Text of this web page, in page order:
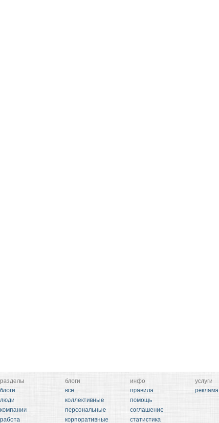
разделы
блоги
люди
компании
работа
блоги
все
коллективные
персональные
корпоративные
инфо
правила
помощь
соглашение
статистика
услуги
реклама